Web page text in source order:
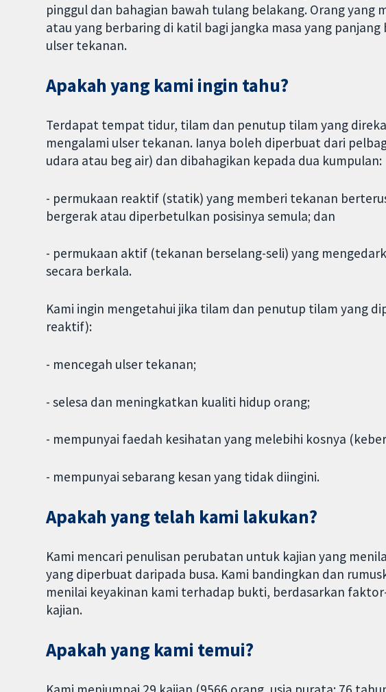
pinggul dan bahagian bawah tulang belakang. Orang yang
atau yang berbaring di katil bagi jangka masa yang
ulser tekanan.
Apakah yang kami ingin tahu?
Terdapat tempat tidur, tilam dan penutup tilam yang
mengalami ulser tekanan. Ianya boleh diperbuat dari
udara atau beg air) dan dibahagikan kepada dua kumpulan:
- permukaan reaktif (statik) yang memberi tekanan
bergerak atau diperbetulkan posisinya semula; dan
- permukaan aktif (tekanan berselang-seli) yang
secara berkala.
Kami ingin mengetahui jika tilam dan penutup tilam yang
reaktif):
- mencegah ulser tekanan;
- selesa dan meningkatkan kualiti hidup orang;
- mempunyai faedah kesihatan yang melebihi kosnya
- mempunyai sebarang kesan yang tidak diingini.
Apakah yang telah kami lakukan?
Kami mencari penulisan perubatan untuk kajian yang
yang diperbuat daripada busa. Kami bandingkan dan
menilai keyakinan kami terhadap bukti, berdasarkan
kajian.
Apakah yang kami temui?